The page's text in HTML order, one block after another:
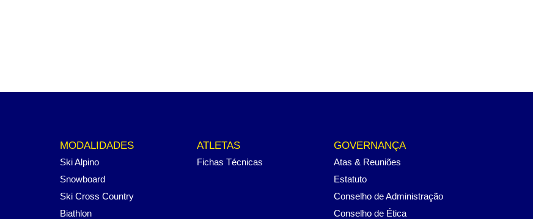
MODALIDADES
Ski Alpino
Snowboard
Ski Cross Country
Biathlon
ATLETAS
Fichas Técnicas
GOVERNANÇA
Atas & Reuniões
Estatuto
Conselho de Administração
Conselho de Ética